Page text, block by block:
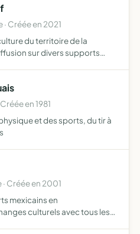
Créée en 2021
du territoire de la
sur divers supports
en 1981
et des sports, du tir à
Créée en 2001
mexicains en
culturels avec tous les